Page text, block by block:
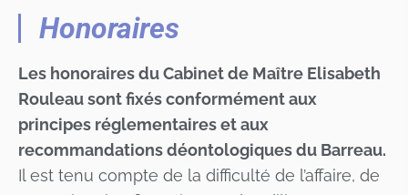
Honoraires
Les honoraires du Cabinet de Maître Elisabeth
Rouleau sont fixés conformément aux
principes réglementaires et aux
recommandations déontologiques du Barreau.
Il est tenu compte de la difficulté de l’affaire, de